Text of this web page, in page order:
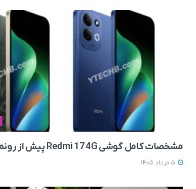
مشخصات کامل گوشی Redmi 17 4G پیش از رونمایی لو رفت